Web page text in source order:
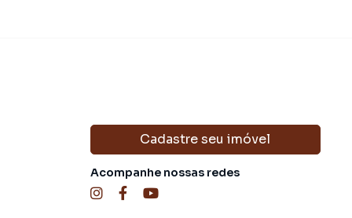
Cadastre seu imóvel
Acompanhe nossas redes